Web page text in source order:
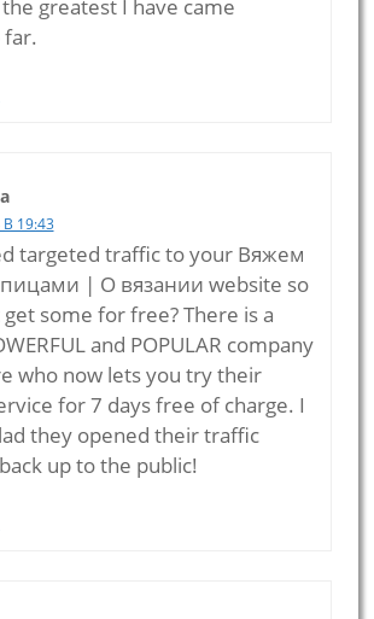
greatest I have came
far.
В 19:43
targeted traffic to your Вяжем
| О вязании website so
some for free? There is a
and POPULAR company
who now lets you try their
for 7 days free of charge. I
they opened their traffic
up to the public!